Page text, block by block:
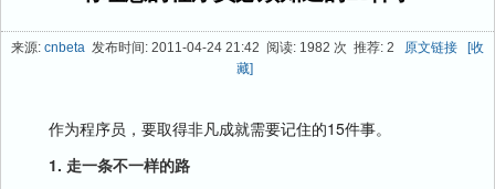
来源: cnbeta 发布时间: 2011-04-24 21:42 阅读: 1982 次 推荐: 2 原文链接
[收
藏]
作为程序员，要取得非凡成就需要记住的15件事。
1. 走一条不一样的路